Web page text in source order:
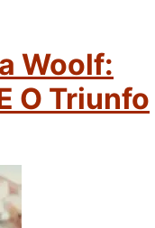
Woolf:
O Triunfo